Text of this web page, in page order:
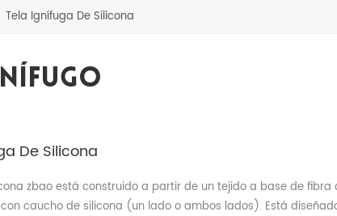
Tela Ignífuga De Silicona
De Silicona
zbao está construido a partir de un tejido a base de fibra
caucho de silicona (un lado o ambos lados). Está